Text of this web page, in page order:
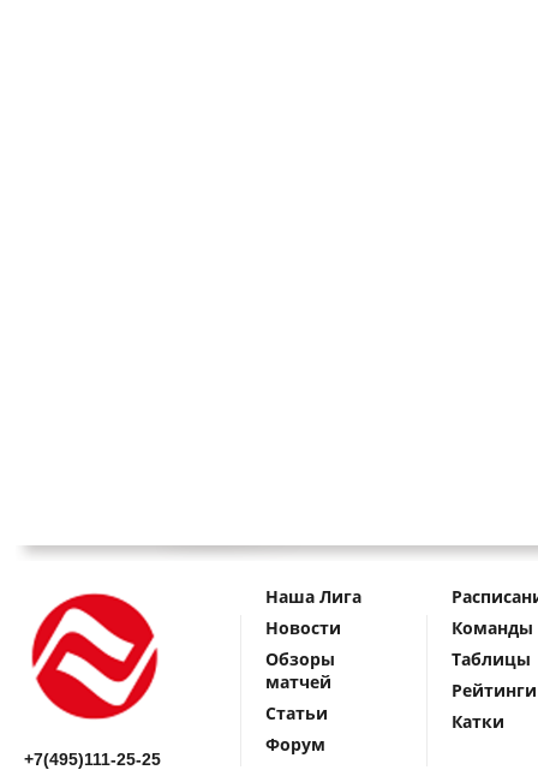
+7(495)111-25-25
Наша Лига
Новости
Обзоры
матчей
Статьи
Форум
Команды
Таблицы
Рейтинги
Катки